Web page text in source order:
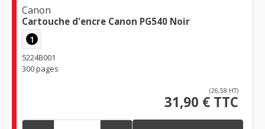
Canon
Cartouche d'encre Canon PG540 Noir
1
5224B001
300 pages
(26,58 HT)
31,90 € TTC